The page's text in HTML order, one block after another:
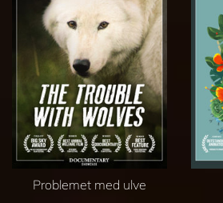
Problemet med ulve